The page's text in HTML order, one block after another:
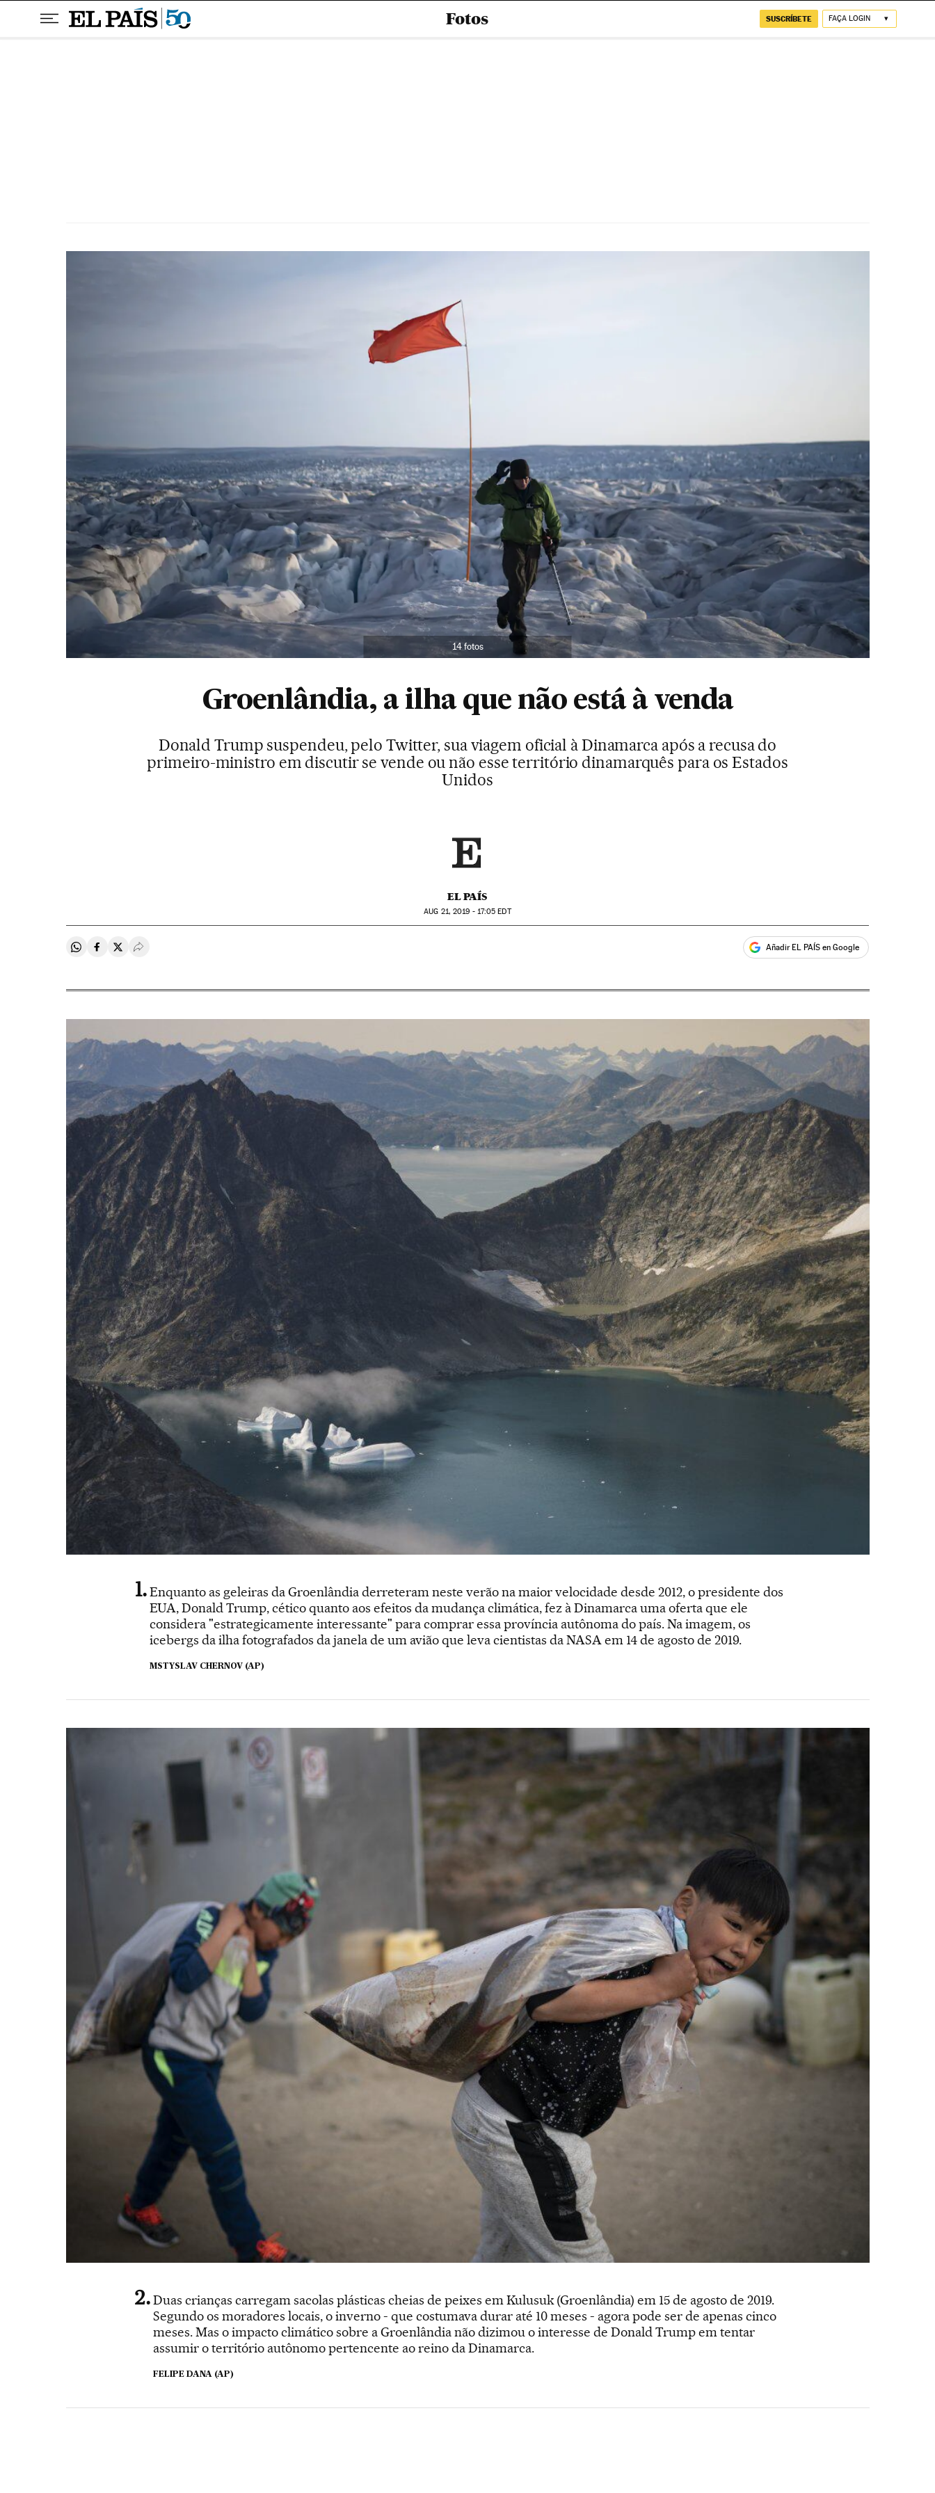
Fotos SUSCRÍBETE FAÇA LOGIN
14 fotos
Groenlândia, a ilha que não está à venda
Donald Trump suspendeu, pelo Twitter, sua viagem oficial à Dinamarca após a recusa do
primeiro-ministro em discutir se vende ou não esse território dinamarquês para os Estados
Unidos
EL PAÍS
AUG 21, 2019 - 17:05 EDT
Compartir en Whatsapp
Compartir en Facebook
Compartir en Twitter
Desplegar Redes Sociales Añadir EL PAÍS en Google
Enquanto as geleiras da Groenlândia derreteram neste verão na maior velocidade desde 2012, o presidente dos
EUA, Donald Trump, cético quanto aos efeitos da mudança climática, fez à Dinamarca uma oferta que ele
considera "estrategicamente interessante" para comprar essa província autônoma do país. Na imagem, os
icebergs da ilha fotografados da janela de um avião que leva cientistas da NASA em 14 de agosto de 2019.
MSTYSLAV CHERNOV (AP)
Duas crianças carregam sacolas plásticas cheias de peixes em Kulusuk (Groenlândia) em 15 de agosto de 2019.
Segundo os moradores locais, o inverno - que costumava durar até 10 meses - agora pode ser de apenas cinco
meses. Mas o impacto climático sobre a Groenlândia não dizimou o interesse de Donald Trump em tentar
assumir o território autônomo pertencente ao reino da Dinamarca.
FELIPE DANA (AP)